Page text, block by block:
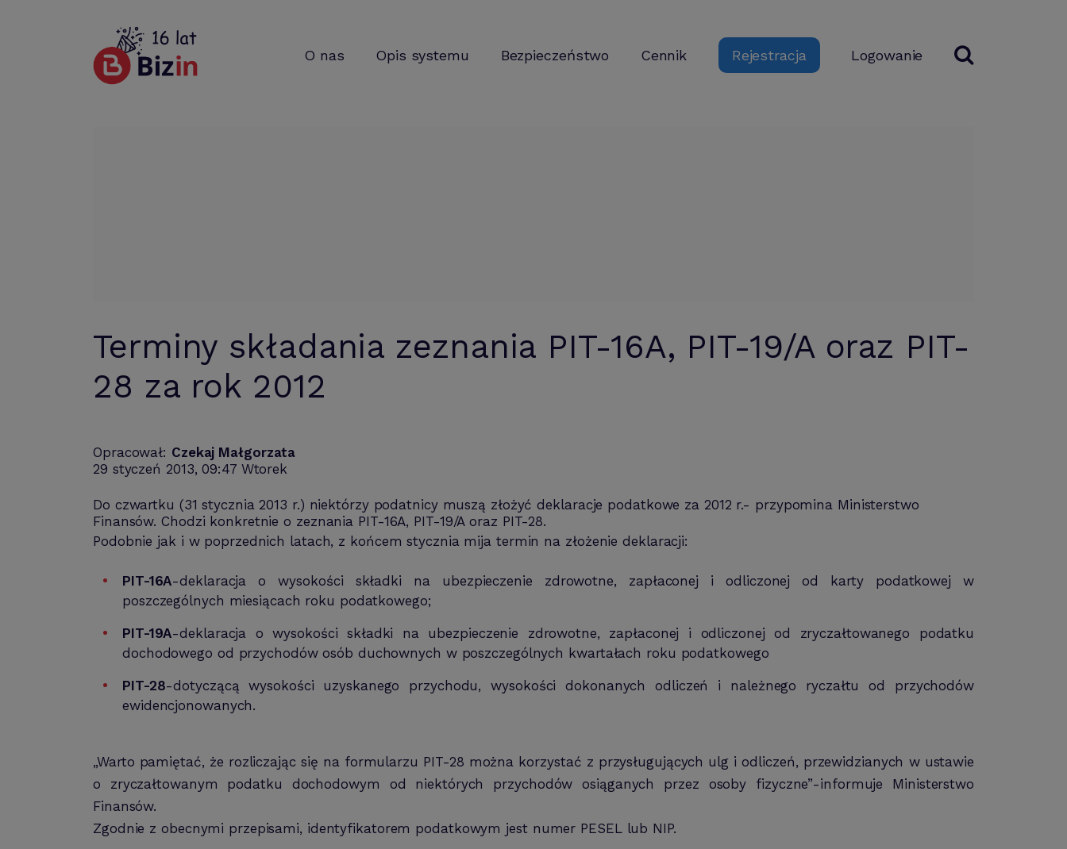
O nas Opis systemu Bezpieczeństwo Cennik Rejestracja Logowanie
Terminy składania zeznania PIT-16A, PIT-19/A oraz PIT-
28 za rok 2012
Opracował: Czekaj Małgorzata
29 styczeń 2013, 09:47 Wtorek
Do czwartku (31 stycznia 2013 r.) niektórzy podatnicy muszą złożyć deklaracje podatkowe za 2012 r.- przypomina Ministerstwo
Finansów. Chodzi konkretnie o zeznania PIT-16A, PIT-19/A oraz PIT-28.
Podobnie jak i w poprzednich latach, z końcem stycznia mija termin na złożenie deklaracji:
PIT-16A-deklaracja o wysokości składki na ubezpieczenie zdrowotne, zapłaconej i odliczonej od karty podatkowej w
poszczególnych miesiącach roku podatkowego;
PIT-19A-deklaracja o wysokości składki na ubezpieczenie zdrowotne, zapłaconej i odliczonej od zryczałtowanego podatku
dochodowego od przychodów osób duchownych w poszczególnych kwartałach roku podatkowego
PIT-28-dotyczącą wysokości uzyskanego przychodu, wysokości dokonanych odliczeń i należnego ryczałtu od przychodów
ewidencjonowanych.
„Warto pamiętać, że rozliczając się na formularzu PIT-28 można korzystać z przysługujących ulg i odliczeń, przewidzianych w ustawie
o zryczałtowanym podatku dochodowym od niektórych przychodów osiąganych przez osoby fizyczne”-informuje Ministerstwo
Finansów.
Zgodnie z obecnymi przepisami, identyfikatorem podatkowym jest numer PESEL lub NIP.